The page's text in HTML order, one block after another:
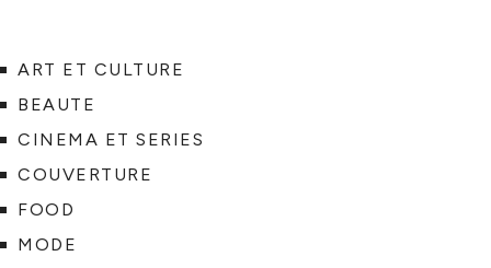
ART ET CULTURE
BEAUTE
CINEMA ET SERIES
COUVERTURE
FOOD
MODE